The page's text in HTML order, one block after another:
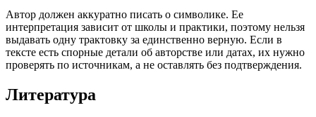
Автор должен аккуратно писать о символике. Ее
интерпретация зависит от школы и практики, поэтому нельзя
выдавать одну трактовку за единственно верную. Если в
тексте есть спорные детали об авторстве или датах, их нужно
проверять по источникам, а не оставлять без подтверждения.
Литература